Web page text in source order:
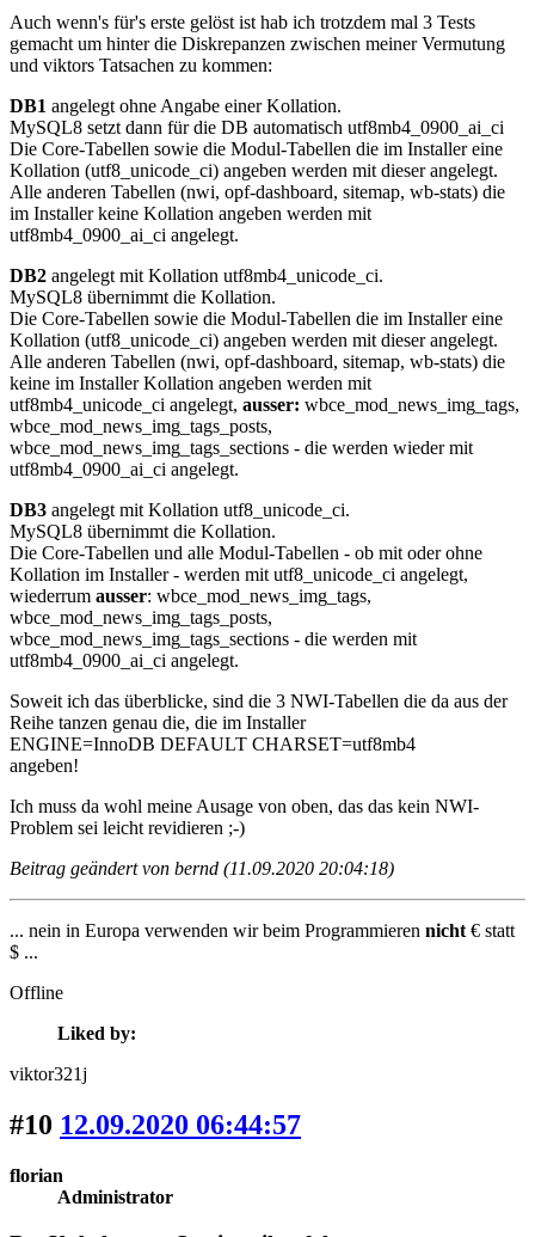
Auch wenn's für's erste gelöst ist hab ich trotzdem mal 3 Tests
gemacht um hinter die Diskrepanzen zwischen meiner Vermutung
und viktors Tatsachen zu kommen:
DB1 angelegt ohne Angabe einer Kollation.
MySQL8 setzt dann für die DB automatisch utf8mb4_0900_ai_ci
Die Core-Tabellen sowie die Modul-Tabellen die im Installer eine
Kollation (utf8_unicode_ci) angeben werden mit dieser angelegt.
Alle anderen Tabellen (nwi, opf-dashboard, sitemap, wb-stats) die
im Installer keine Kollation angeben werden mit
utf8mb4_0900_ai_ci angelegt.
DB2 angelegt mit Kollation utf8mb4_unicode_ci.
MySQL8 übernimmt die Kollation.
Die Core-Tabellen sowie die Modul-Tabellen die im Installer eine
Kollation (utf8_unicode_ci) angeben werden mit dieser angelegt.
Alle anderen Tabellen (nwi, opf-dashboard, sitemap, wb-stats) die
keine im Installer Kollation angeben werden mit
utf8mb4_unicode_ci angelegt, ausser: wbce_mod_news_img_tags,
wbce_mod_news_img_tags_posts,
wbce_mod_news_img_tags_sections - die werden wieder mit
utf8mb4_0900_ai_ci angelegt.
DB3 angelegt mit Kollation utf8_unicode_ci.
MySQL8 übernimmt die Kollation.
Die Core-Tabellen und alle Modul-Tabellen - ob mit oder ohne
Kollation im Installer - werden mit utf8_unicode_ci angelegt,
wiederrum ausser: wbce_mod_news_img_tags,
wbce_mod_news_img_tags_posts,
wbce_mod_news_img_tags_sections - die werden mit
utf8mb4_0900_ai_ci angelegt.
Soweit ich das überblicke, sind die 3 NWI-Tabellen die da aus der
Reihe tanzen genau die, die im Installer
ENGINE=InnoDB DEFAULT CHARSET=utf8mb4
angeben!
Ich muss da wohl meine Ausage von oben, das das kein NWI-
Problem sei leicht revidieren ;-)
Beitrag geändert von bernd (11.09.2020 20:04:18)
... nein in Europa verwenden wir beim Programmieren nicht € statt
$ ...
Offline
Liked by:
viktor321j
#10 12.09.2020 06:44:57
florian
Administrator